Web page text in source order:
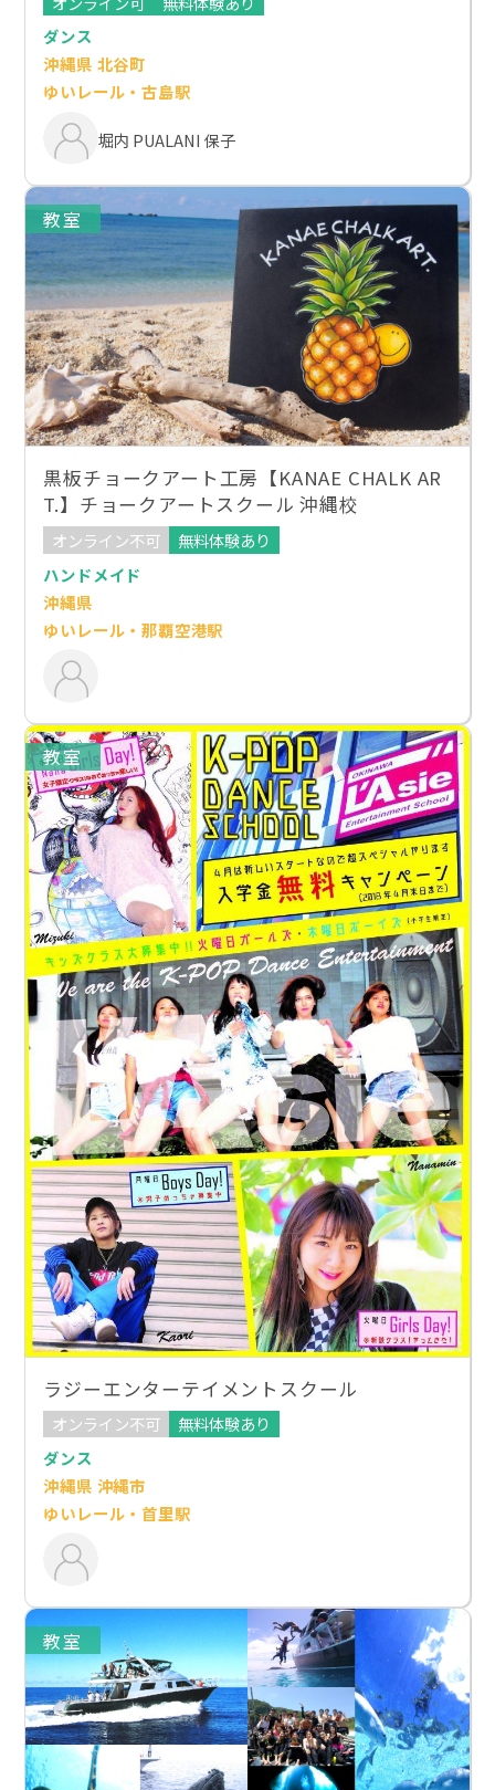
ダンス
沖縄県 北谷町
ゆいレール・古島駅
堀内 PUALANI 保子
教室
黒板チョークアート工房【KANAE CHALK AR
T.】チョークアートスクール 沖縄校
オンライン不可
無料体験あり
ハンドメイド
沖縄県
ゆいレール・那覇空港駅
教室
ラジーエンターテイメントスクール
オンライン不可
無料体験あり
ダンス
沖縄県 沖縄市
ゆいレール・首里駅
教室